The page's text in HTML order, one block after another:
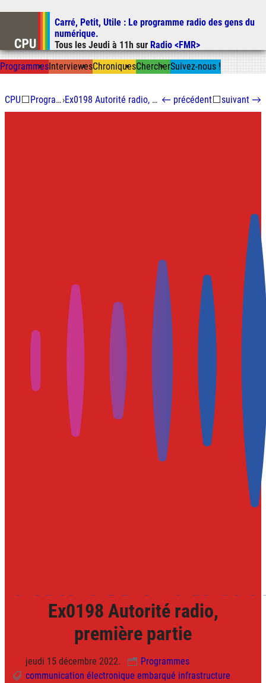
Aller au contenu
Aller à la recherche
Carré, Petit, Utile : Le programme radio des gens du
numérique.
Tous les Jeudi à 11h sur Radio <FMR>
ProgrammesInterviewesChroniquesChercherSuivez-nous !
CPU⬜ Programmes› Ex0198 Autorité radio, première partie ← précédent⬜suivant →
Ex0198 Autorité radio,
première partie
jeudi 15 décembre 2022.
Programmes
communication électronique embarqué infrastructure